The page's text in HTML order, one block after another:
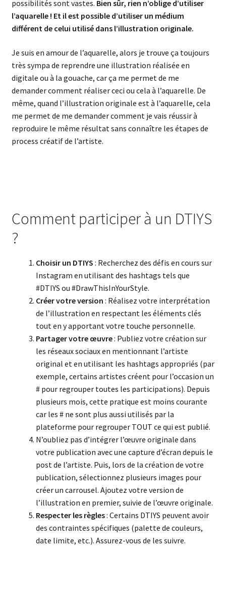
possibilités sont vastes. Bien sûr, rien n’oblige d’utiliser
l’aquarelle ! Et il est possible d’utiliser un médium
différent de celui utilisé dans l’illustration originale.
Je suis en amour de l’aquarelle, alors je trouve ça toujours
très sympa de reprendre une illustration réalisée en
digitale ou à la gouache, car ça me permet de me
demander comment réaliser ceci ou cela à l’aquarelle. De
même, quand l’illustration originale est à l’aquarelle, cela
me permet de me demander comment je vais réussir à
reproduire le même résultat sans connaître les étapes de
process créatif de l’artiste.
Comment participer à un DTIYS
?
Choisir un DTIYS : Recherchez des défis en cours sur
Instagram en utilisant des hashtags tels que
#DTIYS ou #DrawThisInYourStyle.
Créer votre version : Réalisez votre interprétation
de l’illustration en respectant les éléments clés
tout en y apportant votre touche personnelle.
Partager votre œuvre: Publiez votre création sur
les réseaux sociaux en mentionnant l’artiste
original et en utilisant les hashtags appropriés (par
exemple, certains artistes créent pour l’occasion un
# pour regrouper toutes les participations). Depuis
plusieurs mois, cette pratique est moins courante
car les # ne sont plus aussi utilisés par la
plateforme pour regrouper TOUT ce qui est publié.
N’oubliez pas d’intégrer l’œuvre originale dans
votre publication avec une capture d’écran depuis le
post de l’artiste. Puis, lors de la création de votre
publication, sélectionnez plusieurs images pour
créer un carrousel. Ajoutez votre version de
l’illustration en premier, suivie de l’œuvre originale.
Respecter les règles: Certains DTIYS peuvent avoir
des contraintes spécifiques (palette de couleurs,
date limite, etc.). Assurez-vous de les suivre.